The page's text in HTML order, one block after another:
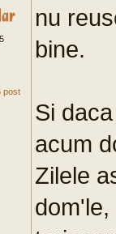
post
nu
bine.
Si
acum
Zilele